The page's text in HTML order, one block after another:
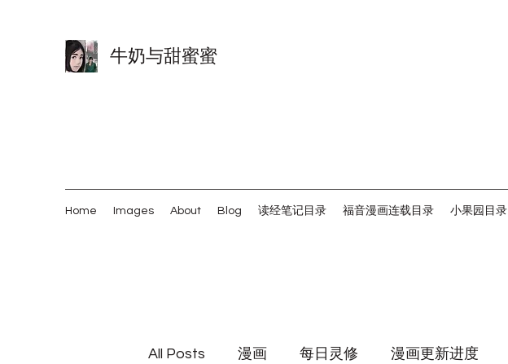
牛奶与甜蜜蜜
Home Images About Blog 读经笔记目录 福音漫画连载目录 小果园目录
All Posts 漫画 每日灵修 漫画更新进度